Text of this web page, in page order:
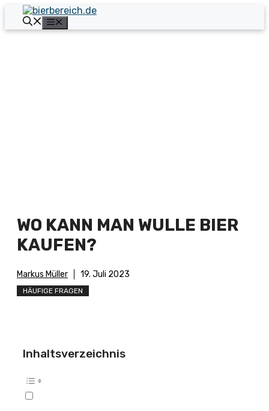
Zum
Inhalt
springen
WO KANN MAN WULLE BIER
KAUFEN?
Markus Müller 19. Juli 2023
HÄUFIGE FRAGEN
Inhaltsverzeichnis